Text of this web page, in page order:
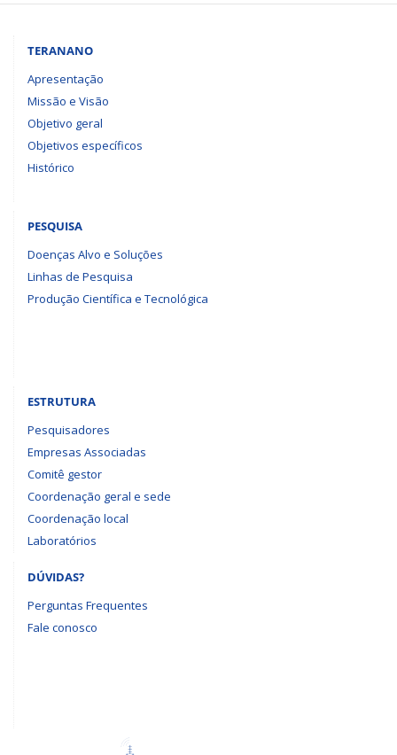
TERANANO
Apresentação
Missão e Visão
Objetivo geral
Objetivos específicos
Histórico
PESQUISA
Doenças Alvo e Soluções
Linhas de Pesquisa
Produção Científica e Tecnológica
ESTRUTURA
Pesquisadores
Empresas Associadas
Comitê gestor
Coordenação geral e sede
Coordenação local
Laboratórios
DÚVIDAS?
Perguntas Frequentes
Fale conosco